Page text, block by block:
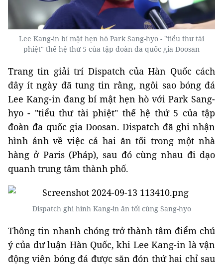
Lee Kang-in bí mật hẹn hò Park Sang-hyo - "tiểu thư tài
phiệt" thế hệ thứ 5 của tập đoàn đa quốc gia Doosan
Trang tin giải trí Dispatch của Hàn Quốc cách
đây ít ngày đã tung tin rằng, ngôi sao bóng đá
Lee Kang-in đang bí mật hẹn hò với Park Sang-
hyo - "tiểu thư tài phiệt" thế hệ thứ 5 của tập
đoàn đa quốc gia Doosan. Dispatch đã ghi nhận
hình ảnh về việc cả hai ăn tối trong một nhà
hàng ở Paris (Pháp), sau đó cùng nhau đi dạo
quanh trung tâm thành phố.
Dispatch ghi hình Kang-in ăn tối cùng Sang-hyo
Thông tin nhanh chóng trở thành tâm điểm chú
ý của dư luận Hàn Quốc, khi Lee Kang-in là vận
động viên bóng đá được săn đón thứ hai chỉ sau